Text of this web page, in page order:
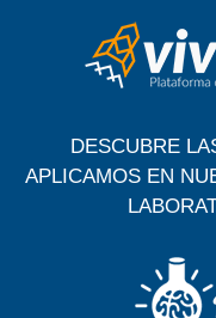
DESCUBRE
APLICAMOS EN